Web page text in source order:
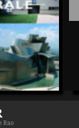
Rao